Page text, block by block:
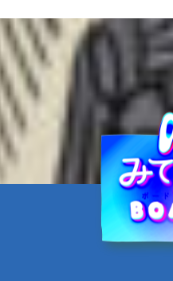
営委員会／協力